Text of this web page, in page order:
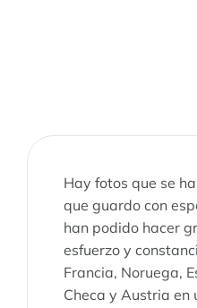
Hay fotos que se
que guardo con
han podido hacer
esfuerzo y
Francia, Noruega,
Checa y Austria en